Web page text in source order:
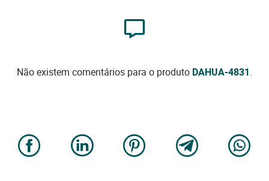
Não existem comentários para o produto DAHUA-4831.